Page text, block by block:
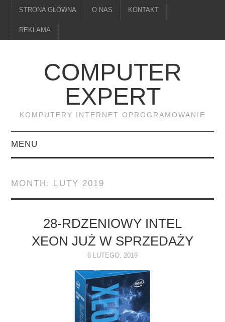
STRONA GŁÓWNA O NAS KONTAKT
REKLAMA
COMPUTER
EXPERT
KOMPUTERY INTERNET OPROGRAMOWANIE
MENU
MONITORY
NAPĘDY
OPROGRAMOWANIE
MONTH: LUTY 2019
28-RDZENIOWY INTEL
XEON JUŻ W SPRZEDAŻY
6 LUTEGO, 2019